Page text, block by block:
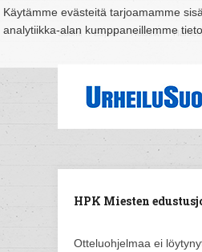
Käytämme evästeitä tarjoamamme
analytiikka-alan kumppaneillemme
Suomi Espoo Helsinki
HPK Miesten
Otteluohjelmaa ei